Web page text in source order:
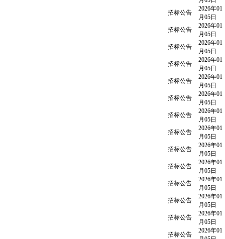
招标公告
2026年01
月05日
招标公告
2026年01
月05日
招标公告
2026年01
月05日
招标公告
2026年01
月05日
招标公告
2026年01
月05日
招标公告
2026年01
月05日
招标公告
2026年01
月05日
招标公告
2026年01
月05日
招标公告
2026年01
月05日
招标公告
2026年01
月05日
招标公告
2026年01
月05日
招标公告
2026年01
月05日
招标公告
2026年01
月05日
招标公告
2026年01